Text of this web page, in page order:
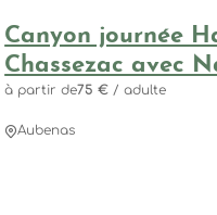
Canyon journée
Chassezac avec
à partir de75 €/ adulte
Aubenas